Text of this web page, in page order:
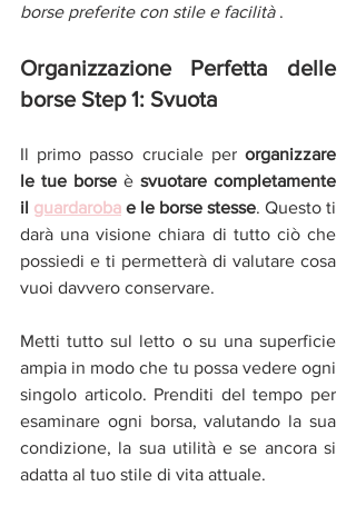
borse preferite con stile e facilità .
Organizzazione Perfetta delle
borse Step 1: Svuota
Il primo passo cruciale per organizzare
le tue borse è svuotare completamente
il guardaroba e le borse stesse. Questo ti
darà una visione chiara di tutto ciò che
possiedi e ti permetterà di valutare cosa
vuoi davvero conservare.
Metti tutto sul letto o su una superficie
ampia in modo che tu possa vedere ogni
singolo articolo. Prenditi del tempo per
esaminare ogni borsa, valutando la sua
condizione, la sua utilità e se ancora si
adatta al tuo stile di vita attuale.